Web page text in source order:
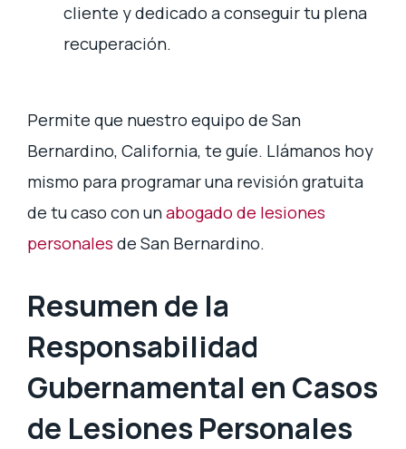
cliente y dedicado a conseguir tu plena
recuperación.
Permite que nuestro equipo de San
Bernardino, California, te guíe. Llámanos hoy
mismo para programar una revisión gratuita
de tu caso con unabogado de lesiones
personales de San Bernardino.
Resumen de la
Responsabilidad
Gubernamental en Casos
de Lesiones Personales